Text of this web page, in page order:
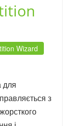
Wizard
для
з